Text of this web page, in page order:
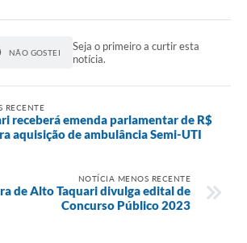
NÃO GOSTEI
Seja o primeiro a curtir esta
notícia.
RECENTE
receberá emenda parlamentar de R$
aquisição de ambulância Semi-UTI
NOTÍCIA MENOS RECENTE
de Alto Taquari divulga edital de
Concurso Público 2023